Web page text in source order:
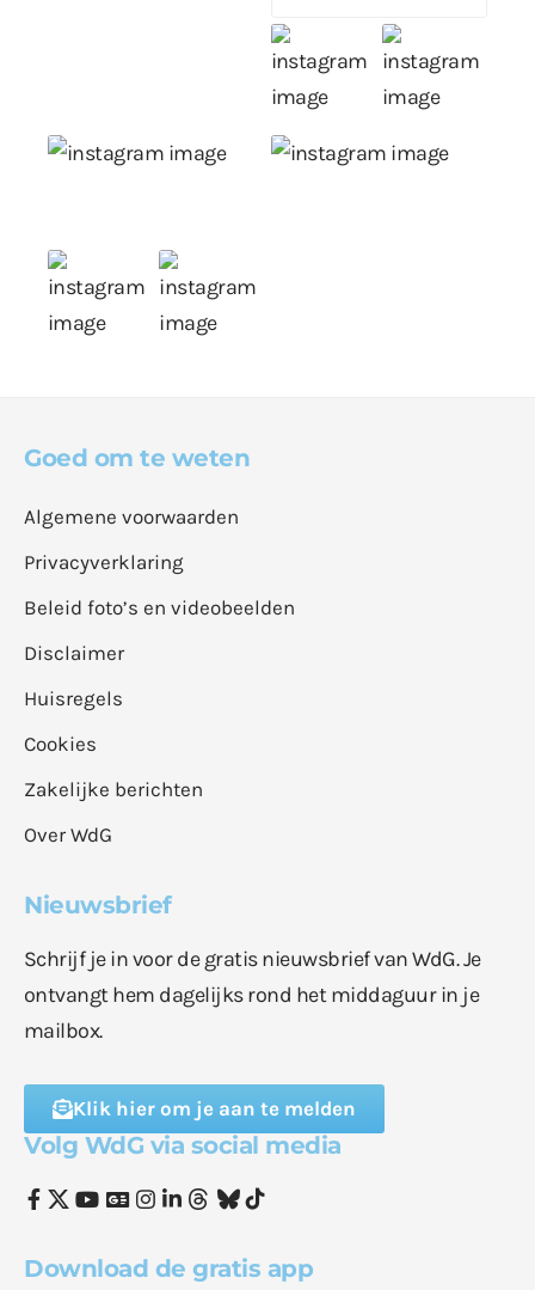
Goed om te weten
Algemene voorwaarden
Privacyverklaring
Beleid foto’s en videobeelden
Disclaimer
Huisregels
Cookies
Zakelijke berichten
Over WdG
Nieuwsbrief
Schrijf je in voor de gratis nieuwsbrief van WdG. Je
ontvangt hem dagelijks rond het middaguur in je
mailbox.
Klik hier om je aan te melden
Volg WdG via social media
Download de gratis app